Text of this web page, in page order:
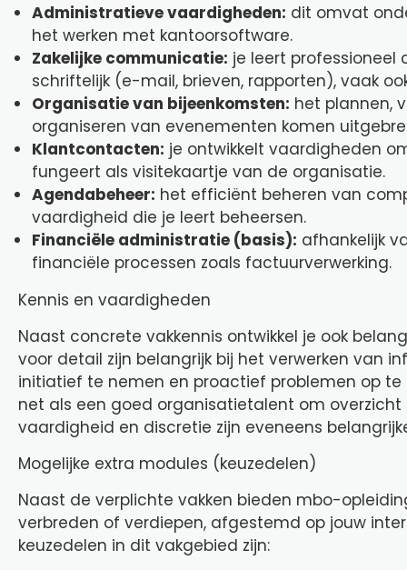
Administratieve vaardigheden: dit omvat
het werken met kantoorsoftware.
Zakelijke communicatie: je leert
schriftelijk (e-mail, brieven, rapporten), vaak
Organisatie van bijeenkomsten: het plannen,
organiseren van evenementen komen
Klantcontacten: je ontwikkelt vaardigheden
fungeert als visitekaartje van de organisatie.
Agendabeheer: het efficiënt beheren van
vaardigheid die je leert beheersen.
Financiële administratie (basis): afhankelijk
financiële processen zoals factuurverwerking.
Kennis en vaardigheden
Naast concrete vakkennis ontwikkel je ook
voor detail zijn belangrijk bij het verwerken van
initiatief te nemen en proactief problemen op
net als een goed organisatietalent om
vaardigheid en discretie zijn eveneens
Mogelijke extra modules (keuzedelen)
Naast de verplichte vakken bieden mbo-
verbreden of verdiepen, afgestemd op jouw
keuzedelen in dit vakgebied zijn: